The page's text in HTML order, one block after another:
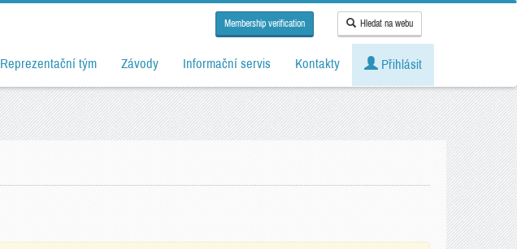
Membership verification Hledat na webu
Reprezentační tým Závody Informační servis Kontakty Přihlásit